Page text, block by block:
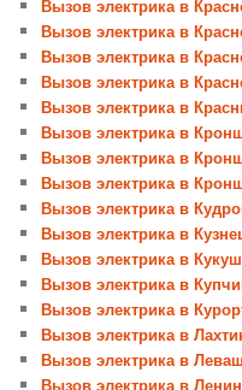
Вызов электрика в
Вызов электрика в
Вызов электрика в
Вызов электрика в
Вызов электрика в
Вызов электрика в
Вызов электрика в
Вызов электрика в
Вызов электрика в
Вызов электрика в
Вызов электрика в
Вызов электрика в
Вызов электрика в
Вызов электрика в
Вызов электрика в
Вызов электрика в